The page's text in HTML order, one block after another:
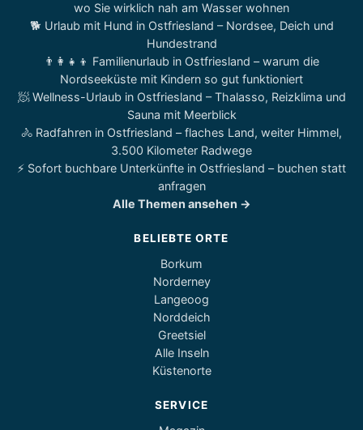
wo Sie wirklich nah am Wasser wohnen
🐕 Urlaub mit Hund in Ostfriesland – Nordsee, Deich und
Hundestrand
👨‍👩‍👧‍👦 Familienurlaub in Ostfriesland – warum die
Nordseeküste mit Kindern so gut funktioniert
🧖 Wellness-Urlaub in Ostfriesland – Thalasso, Reizklima und
Sauna mit Meerblick
🚴 Radfahren in Ostfriesland – flaches Land, weiter Himmel,
3.500 Kilometer Radwege
⚡ Sofort buchbare Unterkünfte in Ostfriesland – buchen statt
anfragen
Alle Themen ansehen →
BELIEBTE ORTE
Borkum
Norderney
Langeoog
Norddeich
Greetsiel
Alle Inseln
Küstenorte
SERVICE